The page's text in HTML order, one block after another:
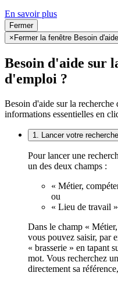
En savoir plus
Fermer
× Fermer la fenêtre Besoin
Besoin d'aide sur
d'emploi ?
Besoin d'aide sur la
informations essentielles en
1. Lancer votre recherche
Pour lancer une
un des deux champs :
« Métier,
ou
« Lieu de travail
Dans le champ «
vous pouvez saisir, par
« brasserie » en tapant
mot. Vous recherchez
directement sa